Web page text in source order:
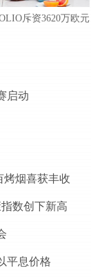
斥资3620万欧元
启动
烤烟喜获丰收
数创下新高
平息价格